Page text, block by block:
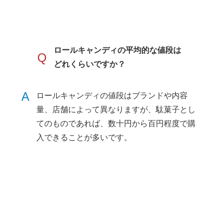
Q
ロールキャンディの平均的な値段は
どれくらいですか？
A
ロールキャンディの値段はブランドや内容
量、店舗によって異なりますが、駄菓子とし
てのものであれば、数十円から百円程度で購
入できることが多いです。